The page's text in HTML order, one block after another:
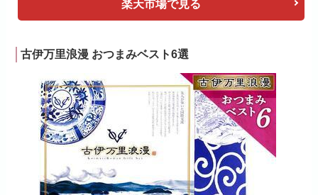
楽天市場で見る
古伊万里浪漫 おつまみベスト6選